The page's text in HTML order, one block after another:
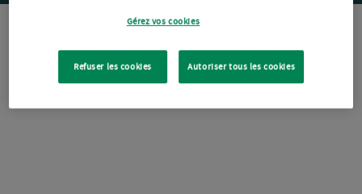
Gérez vos cookies
Refuser les cookies Autoriser tous les cookies